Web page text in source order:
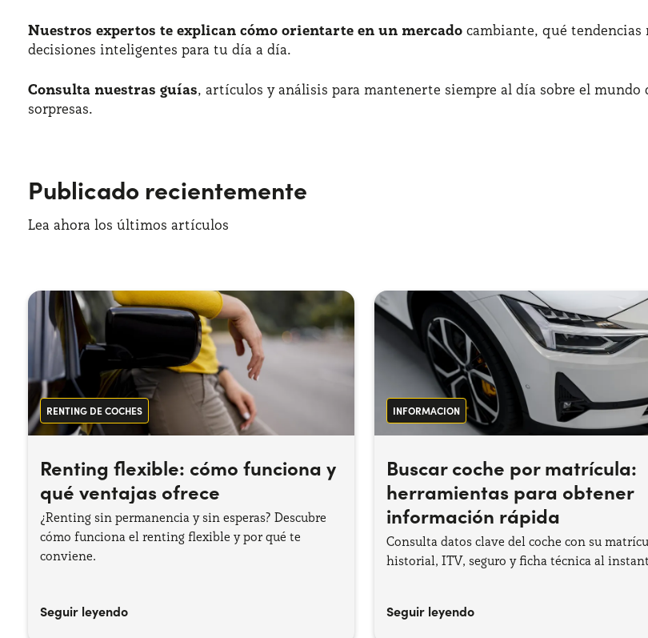
Nuestros expertos te explican cómo orientarte en un mercado cambiante, qué
decisiones inteligentes para tu día a día.
Consulta nuestras guías, artículos y análisis para mantenerte siempre al día sobre el
sorpresas.
Publicado recientemente
Lea ahora los últimos artículos
RENTING DE COCHES
Renting flexible: cómo funciona y
qué ventajas ofrece
¿Renting sin permanencia y sin esperas? Descubre
cómo funciona el renting flexible y por qué te
conviene.
Seguir leyendo
INFORMACION
Buscar coche por matrícula:
herramientas para obtener
información rápida
Consulta datos clave del coche con su
historial, ITV, seguro y ficha técnica al
Seguir leyendo